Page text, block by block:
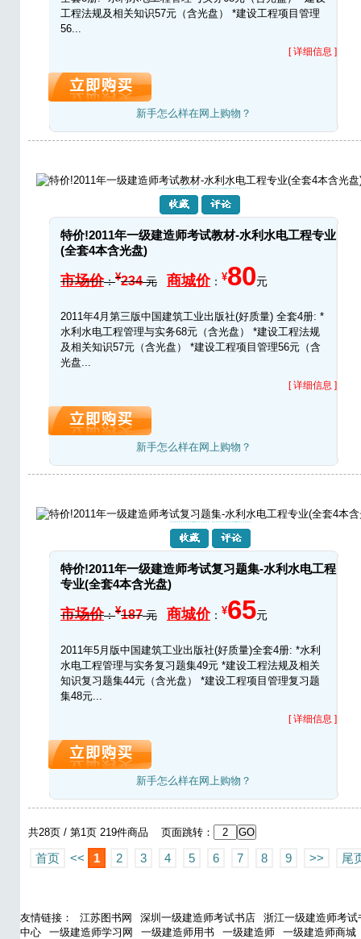
工程法规及相关知识57元（含光盘） *建设工程项目管理
56...
[ 详细信息 ]
新手怎么样在网上购物？
特价!2011年一级建造师考试教材-水利水电工程专业
(全套4本含光盘)
市场价：¥234元 商城价： ¥80元
2011年4月第三版中国建筑工业出版社(好质量) 全套4册: *
水利水电工程管理与实务68元（含光盘） *建设工程法规
及相关知识57元（含光盘） *建设工程项目管理56元（含
光盘...
[ 详细信息 ]
新手怎么样在网上购物？
特价!2011年一级建造师考试复习题集-水利水电工程
专业(全套4本含光盘)
市场价：¥187元 商城价： ¥65元
2011年5月版中国建筑工业出版社(好质量)全套4册: *水利
水电工程管理与实务复习题集49元 *建设工程法规及相关
知识复习题集44元（含光盘） *建设工程项目管理复习题
集48元...
[ 详细信息 ]
新手怎么样在网上购物？
共28页 / 第1页 219件商品 页面跳转：
首页 << 1 2 3 4 5 6 7 8 9 >> 尾
友情链接： 江苏图书网 深圳一级建造师考试书店
浙江一级建造师考试
中心
一级建造师学习网 一级建造师用书 一级建造师
一级建造师商城